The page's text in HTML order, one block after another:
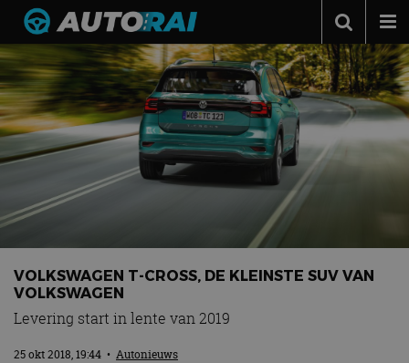
Autonieuws
Podcast
Autotests
Automerken
Adverteren
MotorRAI.nl
VOLKSWAGEN T-CROSS, DE KLEINSTE SUV VAN
VOLKSWAGEN
Levering start in lente van 2019
25 okt 2018, 19:44 • Autonieuws